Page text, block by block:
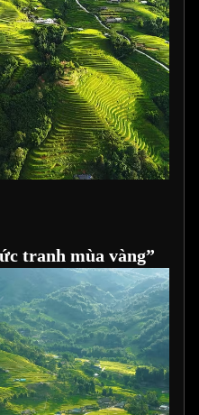
tranh mùa vàng”